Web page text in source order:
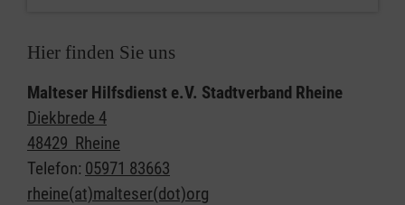
Hier finden Sie uns
Malteser Hilfsdienst e.V. Stadtverband Rheine
Diekbrede 4
48429 Rheine
Telefon: 05971 83663
rheine(at)malteser(dot)org